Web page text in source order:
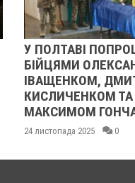
ПОПРОЩАЛИСЯ ІЗ
ОЛЕКСАНДРОМ
ДМИТРОМ
ТА
ГОНЧАРЕНКОМ
2025 0